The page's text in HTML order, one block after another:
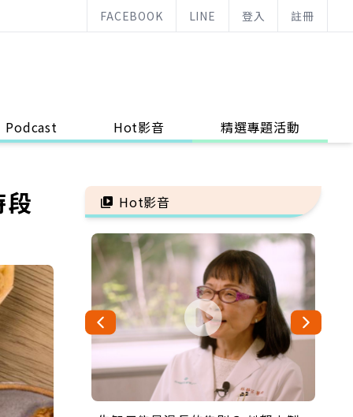
FACEBOOK LINE 登入 註冊
Podcast Hot影音 精選專題活動
Hot影音